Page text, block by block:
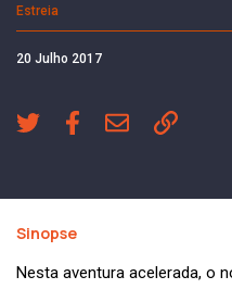
Estreia
20 Julho 2017
Sinopse
Nesta aventura acelerada, o